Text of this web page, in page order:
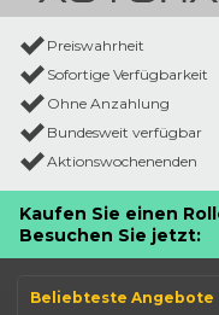
Preiswahrheit
Sofortige Verfügbarkeit
Ohne Anzahlung
Bundesweit verfügbar
Aktionswochenenden
Kaufen Sie einen
Besuchen Sie jetzt:
Beliebteste Angebote